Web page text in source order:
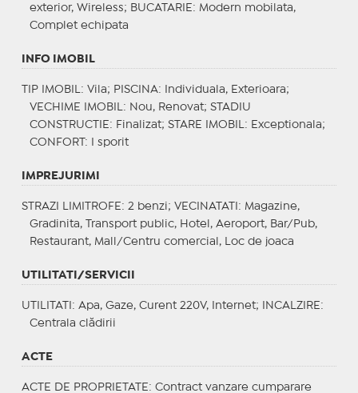
exterior, Wireless; BUCATARIE : Modern mobilata,
Complet echipata
INFO IMOBIL
TIP IMOBIL : Vila; PISCINA: Individuala, Exterioara;
VECHIME IMOBIL : Nou, Renovat; STADIU
CONSTRUCTIE : Finalizat; STARE IMOBIL : Exceptionala;
CONFORT : I sporit
IMPREJURIMI
STRAZI LIMITROFE : 2 benzi; VECINATATI : Magazine,
Gradinita, Transport public, Hotel, Aeroport, Bar/Pub,
Restaurant, Mall/Centru comercial, Loc de joaca
UTILITATI/SERVICII
UTILITATI : Apa, Gaze, Curent 220V, Internet; INCALZIRE :
Centrala clădirii
ACTE
ACTE DE PROPRIETATE : Contract vanzare cumparare